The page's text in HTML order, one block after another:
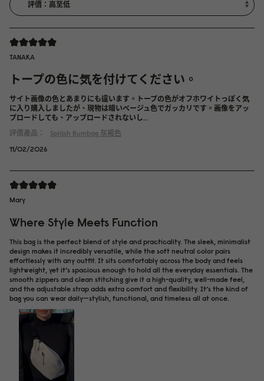
TANAKA
トープの色に気を付けてください。
サイト画像の色とあまりにも違います。トープの色がオフホワイトっぽく気
に入り購入しましたが、現物は暗いベージュ色でガッカリです。画像をアッ
プロードしても、アップロードされないし…
評價產品：
Spläsh Bumbag 灰褐色
11/02/2026
Mary
Where Style Meets Function
This bag is the perfect blend of style and practicality. The sleek, minimalist
design makes it incredibly versatile, while the soft neutral color pairs
effortlessly with any outfit. It sits comfortably across the body and feels
lightweight, yet it’s spacious enough to hold all the everyday essentials. The
smooth zippers and clean stitching give it a high-quality, well-made feel,
and the adjustable strap adds extra comfort and flexibility. It’s the kind of
bag you can wear daily—stylish, functional, and timeless all at once.